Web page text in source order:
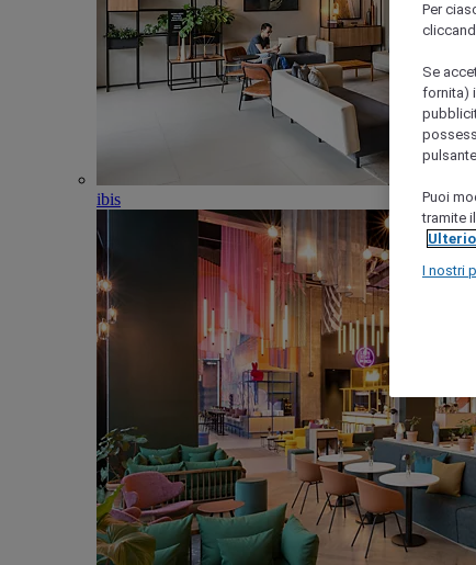
ibis
Per
Se
fornita)
Puoi
tramite
I nostri